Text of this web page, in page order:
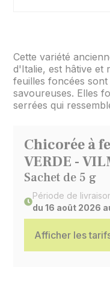
Cette variété
d'Italie, est hâtive et
feuilles foncées
savoureuses. Elles
serrées qui
Chicorée à
VERDE -
Sachet de 5 g
Période de
du 16 août 2026
Afficher les